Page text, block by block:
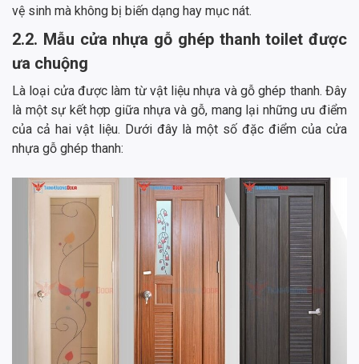
vệ sinh mà không bị biến dạng hay mục nát.
2.2. Mẫu cửa nhựa gỗ ghép thanh toilet được
ưa chuộng
Là loại cửa được làm từ vật liệu nhựa và gỗ ghép thanh. Đây
là một sự kết hợp giữa nhựa và gỗ, mang lại những ưu điểm
của cả hai vật liệu. Dưới đây là một số đặc điểm của cửa
nhựa gỗ ghép thanh: